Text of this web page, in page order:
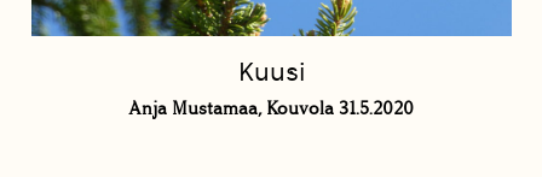
Kuusi
Anja Mustamaa, Kouvola 31.5.2020